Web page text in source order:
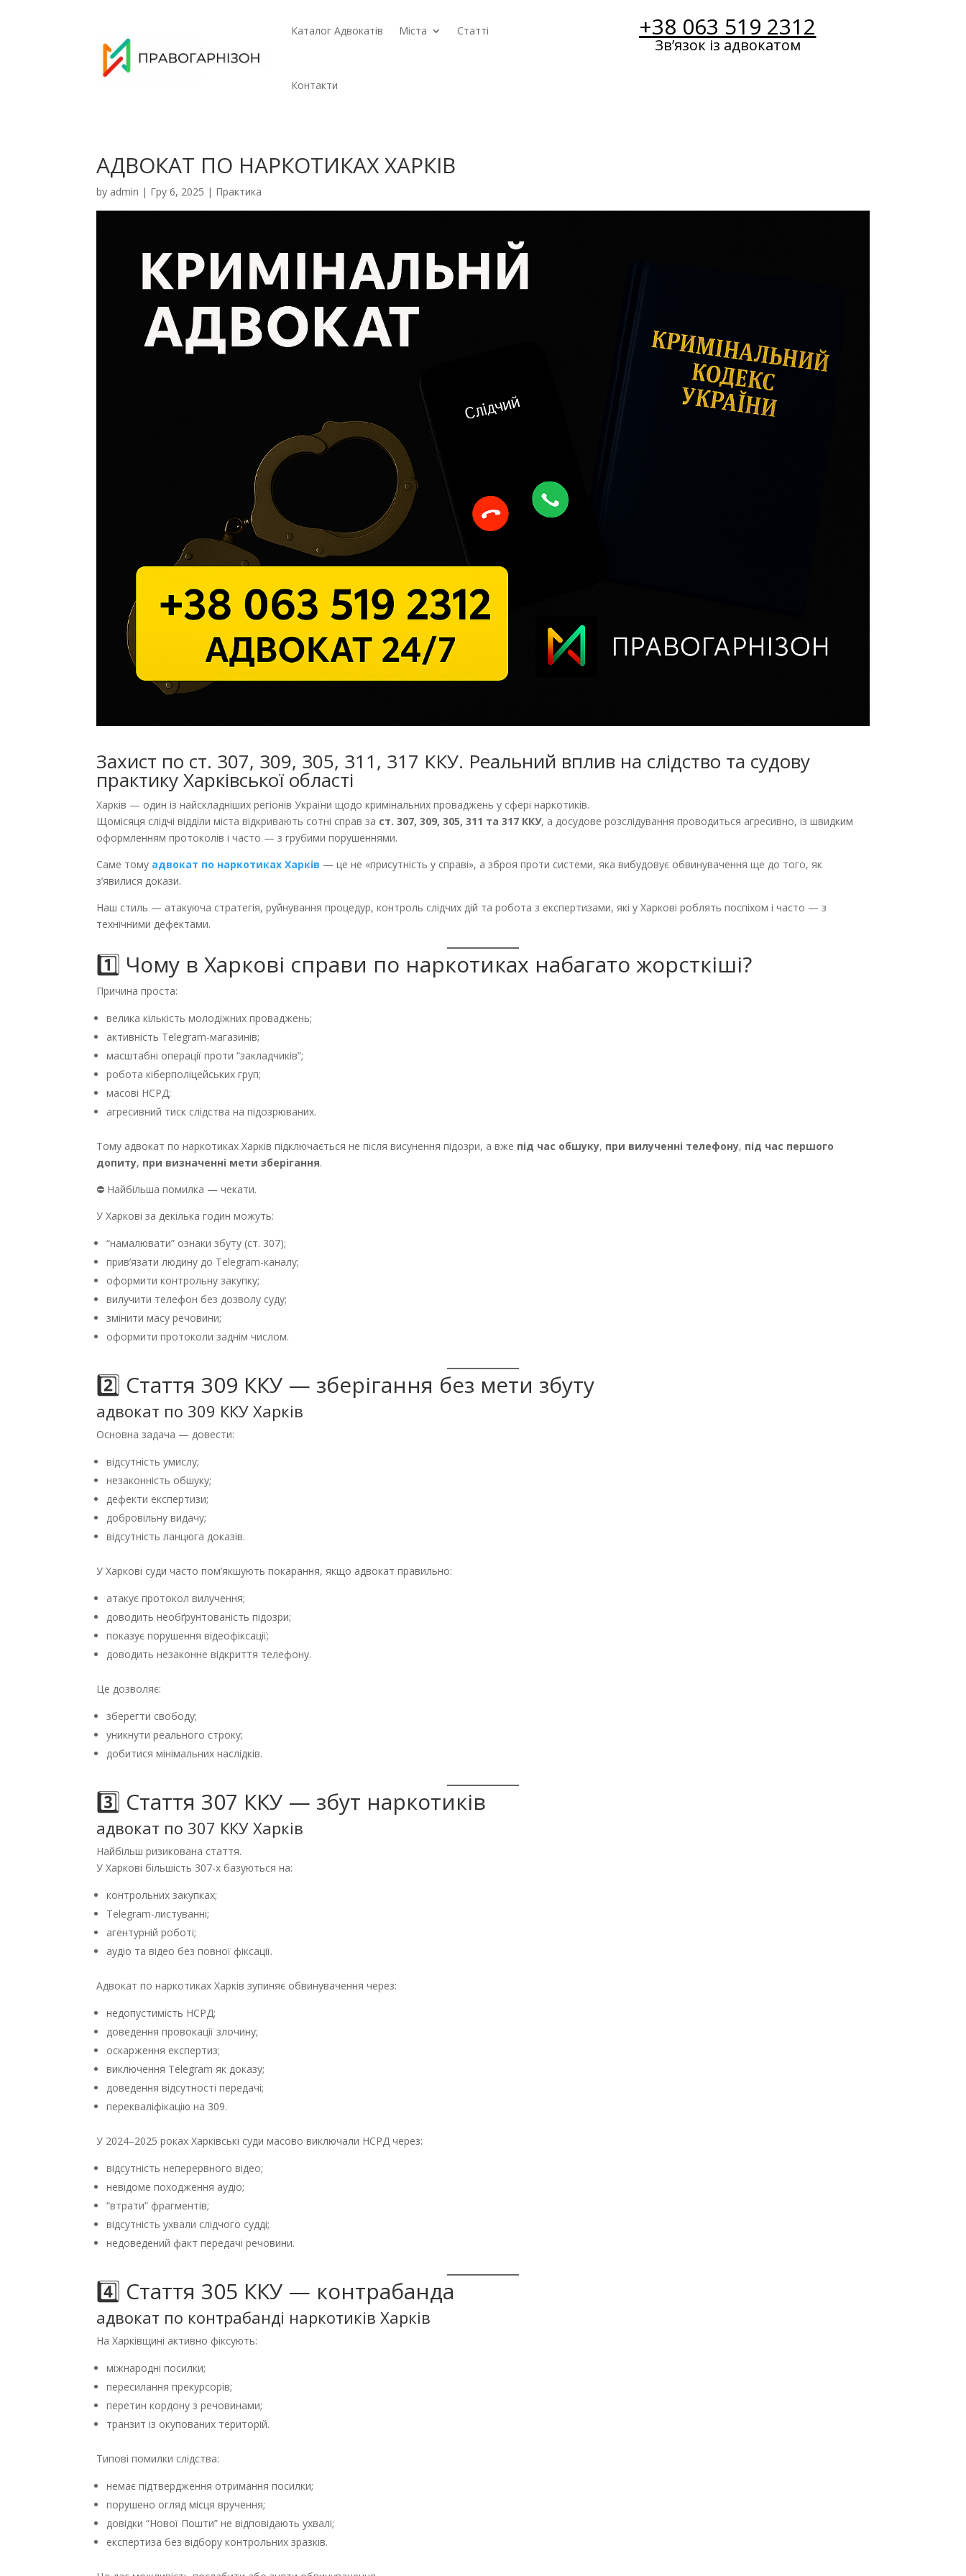
Каталог Адвокатів Міста Статті
Контакти
+38 063 519 2312
Звʼязок із адвокатом
АДВОКАТ ПО НАРКОТИКАХ ХАРКІВ
by admin | Гру 6, 2025 | Практика
Захист по ст. 307, 309, 305, 311, 317 ККУ. Реальний вплив на слідство та судову
практику Харківської області
Харків — один із найскладніших регіонів України щодо кримінальних проваджень у сфері наркотиків.
Щомісяця слідчі відділи міста відкривають сотні справ за ст. 307, 309, 305, 311 та 317 ККУ, а досудове розслідування проводиться агресивно, із швидким
оформленням протоколів і часто — з грубими порушеннями.
Саме тому адвокат по наркотиках Харків — це не «присутність у справі», а зброя проти системи, яка вибудовує обвинувачення ще до того, як
з’явилися докази.
Наш стиль — атакуюча стратегія, руйнування процедур, контроль слідчих дій та робота з експертизами, які у Харкові роблять поспіхом і часто — з
технічними дефектами.
1️⃣ Чому в Харкові справи по наркотиках набагато жорсткіші?
Причина проста:
велика кількість молодіжних проваджень;
активність Telegram-магазинів;
масштабні операції проти “закладчиків”;
робота кіберполіцейських груп;
масові НСРД;
агресивний тиск слідства на підозрюваних.
Тому адвокат по наркотиках Харків підключається не після висунення підозри, а вже під час обшуку, при вилученні телефону, під час першого
допиту, при визначенні мети зберігання.
⛔ Найбільша помилка — чекати.
У Харкові за декілька годин можуть:
“намалювати” ознаки збуту (ст. 307);
прив’язати людину до Telegram-каналу;
оформити контрольну закупку;
вилучити телефон без дозволу суду;
змінити масу речовини;
оформити протоколи заднім числом.
2️⃣ Стаття 309 ККУ — зберігання без мети збуту
адвокат по 309 ККУ Харків
Основна задача — довести:
відсутність умислу;
незаконність обшуку;
дефекти експертизи;
добровільну видачу;
відсутність ланцюга доказів.
У Харкові суди часто пом’якшують покарання, якщо адвокат правильно:
атакує протокол вилучення;
доводить необґрунтованість підозри;
показує порушення відеофіксації;
доводить незаконне відкриття телефону.
Це дозволяє:
зберегти свободу;
уникнути реального строку;
добитися мінімальних наслідків.
3️⃣ Стаття 307 ККУ — збут наркотиків
адвокат по 307 ККУ Харків
Найбільш ризикована стаття.
У Харкові більшість 307-х базуються на:
контрольних закупках;
Telegram-листуванні;
агентурній роботі;
аудіо та відео без повної фіксації.
Адвокат по наркотиках Харків зупиняє обвинувачення через:
недопустимість НСРД;
доведення провокації злочину;
оскарження експертиз;
виключення Telegram як доказу;
доведення відсутності передачі;
перекваліфікацію на 309.
У 2024–2025 роках Харківські суди масово виключали НСРД через:
відсутність неперервного відео;
невідоме походження аудіо;
“втрати” фрагментів;
відсутність ухвали слідчого судді;
недоведений факт передачі речовини.
4️⃣ Стаття 305 ККУ — контрабанда
адвокат по контрабанді наркотиків Харків
На Харківщині активно фіксують:
міжнародні посилки;
пересилання прекурсорів;
перетин кордону з речовинами;
транзит із окупованих територій.
Типові помилки слідства:
немає підтвердження отримання посилки;
порушено огляд місця вручення;
довідки “Нової Пошти” не відповідають ухвалі;
експертиза без відбору контрольних зразків.